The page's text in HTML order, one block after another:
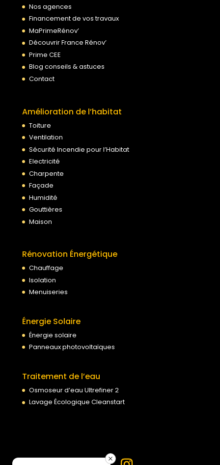
Nos agences
Financement de vos travaux
MaPrimeRénov’
Découvrir France Rénov’
Prime CEE
Blog conseils & astuces
Contact
Amélioration de l’habitat
Toiture
Ventilation
Sécurité Incendie pour l’Habitat
Electricité
Charpente
Façade
Humidité
Gouttières
Maison
Rénovation Énergétique
Chauffage
Isolation
Menuiseries
Énergie Solaire
Énergie solaire
Panneaux photovoltaïques
Traitement de l’eau
Osmoseur d’eau Ultrefiner 2
Lavage Écologique Cleanstart